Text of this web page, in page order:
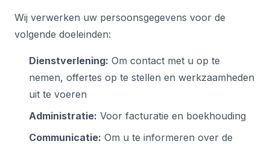
Wij verwerken uw persoonsgegevens voor de
volgende doeleinden:
Dienstverlening: Om contact met u op te
nemen, offertes op te stellen en werkzaamheden
uit te voeren
Administratie: Voor facturatie en boekhouding
Communicatie: Om u te informeren over de